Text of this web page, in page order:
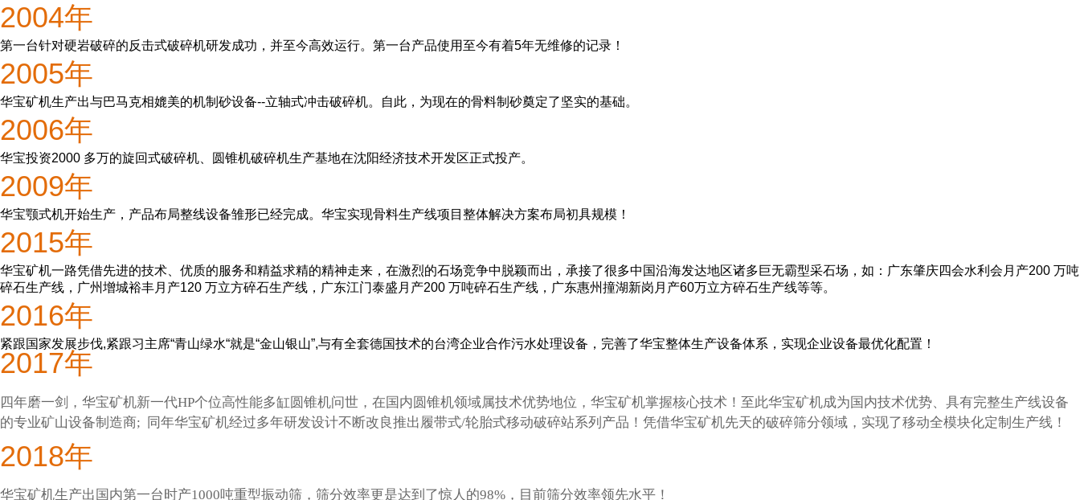
2004年
第一台针对硬岩破碎的反击式破碎机研发成功，并至今高效运行。第一台产品使用至今有着5年无维修的记录！
2005年
华宝矿机生产出与巴马克相媲美的机制砂设备--立轴式冲击破碎机。自此，为现在的骨料制砂奠定了坚实的基础。
2006年
华宝投资2000 多万的旋回式破碎机、圆锥机破碎机生产基地在沈阳经济技术开发区正式投产。
2009年
华宝颚式机开始生产，产品布局整线设备雏形已经完成。华宝实现骨料生产线项目整体解决方案布局初具规模！
2015年
华宝矿机一路凭借先进的技术、优质的服务和精益求精的精神走来，在激烈的石场竞争中脱颖而出，承接了很多中国沿海发达地区诸多巨无霸型采石场，如：广东肇庆四会水利会月产200 万吨
碎石生产线，广州增城裕丰月产120 万立方碎石生产线，广东江门泰盛月产200 万吨碎石生产线，广东惠州撞湖新岗月产60万立方碎石生产线等等。
2016年
紧跟国家发展步伐,紧跟习主席“青山绿水“就是“金山银山”,与有全套德国技术的台湾企业合作污水处理设备，完善了华宝整体生产设备体系，实现企业设备最优化配置！
2017年
四年磨一剑，华宝矿机新一代HP个位高性能多缸圆锥机问世，在国内圆锥机领域属技术优势地位，华宝矿机掌握核心技术！至此华宝矿机成为国内技术优势、具有完整生产线设备
的专业矿山设备制造商; 同年华宝矿机经过多年研发设计不断改良推出履带式/轮胎式移动破碎站系列产品！凭借华宝矿机先天的破碎筛分领域，实现了移动全模块化定制生产线！
2018年
华宝矿机生产出国内第一台时产1000吨重型振动筛，筛分效率更是达到了惊人的98%，目前筛分效率领先水平！